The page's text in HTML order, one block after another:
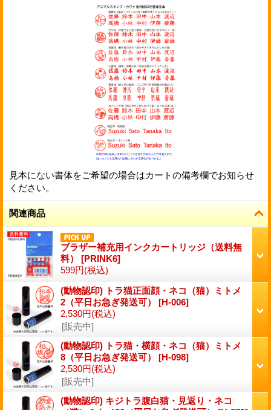
見本にない書体をご希望の場合はカートの備考欄でお知らせ
ください。
関連商品
ブラザー補充用インクカートリッジ（送料無
料） [PRINK6]
599円(税込)
(動物認印) トラ猫正面顔・ネコ（猫）ミトメ
2（平日お急ぎ発送可） [H-006]
2,530円(税込)
[販売中]
(動物認印) トラ猫・横顔・ネコ（猫）ミトメ
8（平日お急ぎ発送可） [H-098]
2,530円(税込)
[販売中]
(動物認印) キジトラ腹白猫・見返り・ネコ